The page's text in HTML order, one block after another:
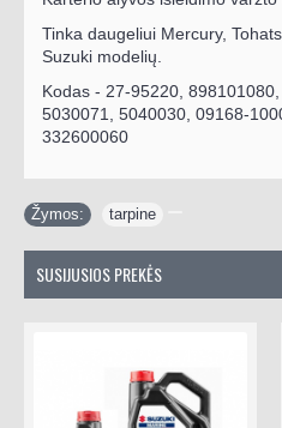
Tinka daugeliui Mercury,
Suzuki modelių.
Kodas - 27-95220,
5030071, 5040030, 09168-
332600060
Žymos: tarpine
SUSIJUSIOS PREKĖS